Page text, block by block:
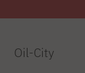
Oil-City